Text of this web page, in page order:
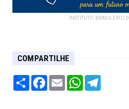
INSTITUTO BRASILEIRO
COMPARTILHE
Share Facebook
Email WhatsApp